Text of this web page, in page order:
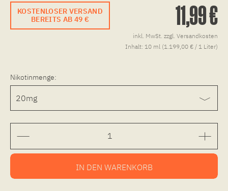
KOSTENLOSER VERSAND
BEREITS AB 49 €
11,99 €
inkl. MwSt. zzgl. Versandkosten
Inhalt: 10 ml (1.199,00 € / 1 Liter)
Nikotinmenge:
IN DEN WARENKORB